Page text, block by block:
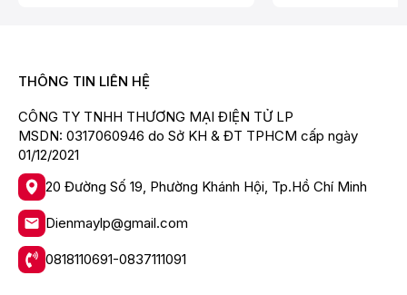
THÔNG TIN LIÊN HỆ
CÔNG TY TNHH THƯƠNG MẠI ĐIỆN TỬ LP
MSDN: 0317060946 do Sở KH & ĐT TPHCM cấp ngày
01/12/2021
20 Đường Số 19, Phường Khánh Hội, Tp.Hồ Chí Minh
Dienmaylp@gmail.com
0818110691-0837111091